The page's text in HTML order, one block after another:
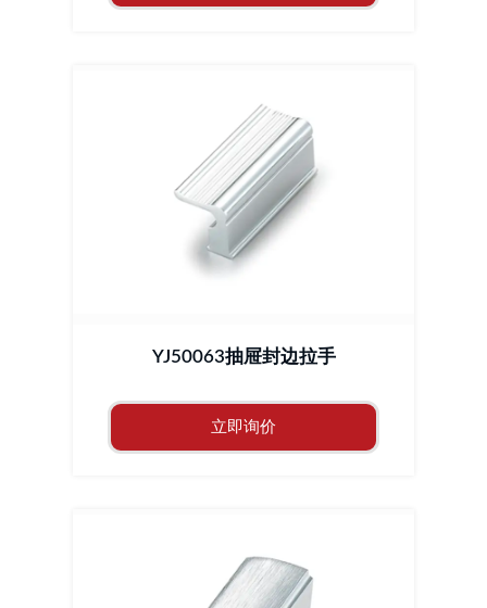
YJ50063抽屉封边拉手
立即询价